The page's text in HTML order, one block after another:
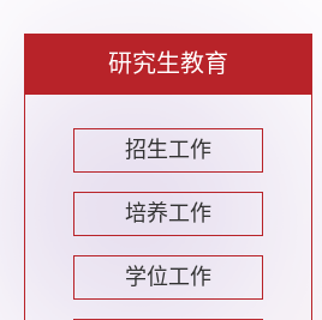
研究生教育
招生工作
培养工作
学位工作